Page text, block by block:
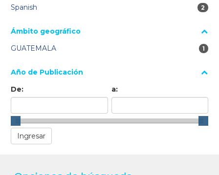
Spanish 2
2
Ámbito geográfico
GUATEMALA
1
1
Año de Publicación
De:
a: